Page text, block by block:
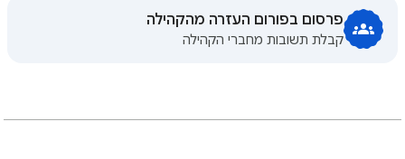
פרסום בפורום העזרה מהקהילה
קבלת תשובות מחברי הקהילה